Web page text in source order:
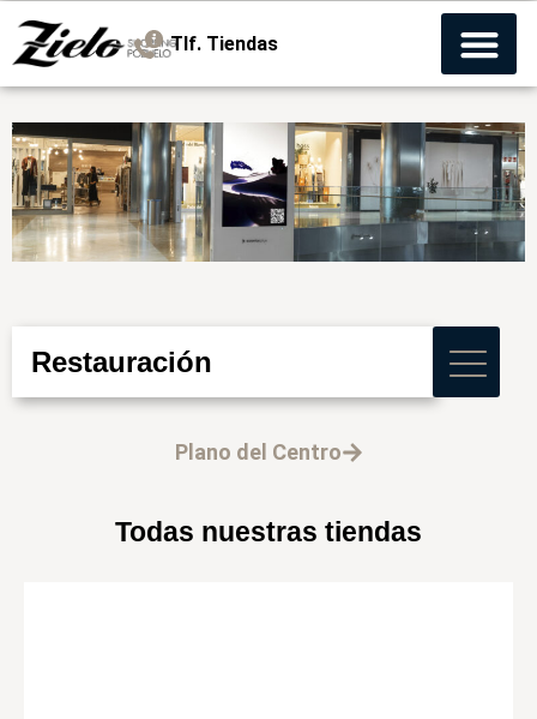
Tlf. Tiendas
Restauración
Plano del Centro
Todas nuestras tiendas